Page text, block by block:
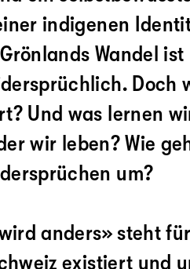
indigenen
Wandel
Doch
Und was lernen
wir leben? Wie
um?
anders» steht
existiert und